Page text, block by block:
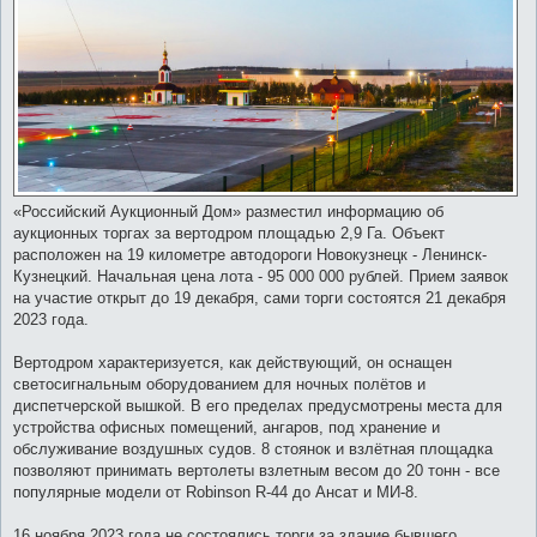
«Российский Аукционный Дом» разместил информацию об
аукционных торгах за вертодром площадью 2,9 Га. Объект
расположен на 19 километре автодороги Новокузнецк - Ленинск-
Кузнецкий. Начальная цена лота - 95 000 000 рублей. Прием заявок
на участие открыт до 19 декабря, сами торги состоятся 21 декабря
2023 года.
Вертодром характеризуется, как действующий, он оснащен
светосигнальным оборудованием для ночных полётов и
диспетчерской вышкой. В его пределах предусмотрены места для
устройства офисных помещений, ангаров, под хранение и
обслуживание воздушных судов. 8 стоянок и взлётная площадка
позволяют принимать вертолеты взлетным весом до 20 тонн - все
популярные модели от Robinson R-44 до Ансат и МИ-8.